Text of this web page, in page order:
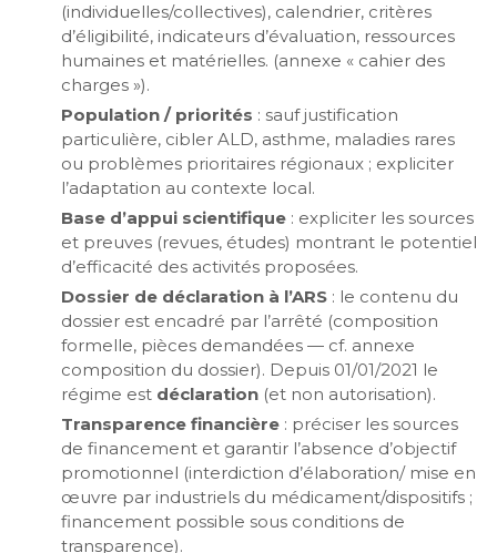
(individuelles/collectives), calendrier, critères
d’éligibilité, indicateurs d’évaluation, ressources
humaines et matérielles. (annexe « cahier des
charges »).
Population / priorités : sauf justification
particulière, cibler ALD, asthme, maladies rares
ou problèmes prioritaires régionaux ; expliciter
l’adaptation au contexte local.
Base d’appui scientifique : expliciter les sources
et preuves (revues, études) montrant le potentiel
d’efficacité des activités proposées.
Dossier de déclaration à l’ARS : le contenu du
dossier est encadré par l’arrêté (composition
formelle, pièces demandées — cf. annexe
composition du dossier). Depuis 01/01/2021 le
régime est déclaration (et non autorisation).
Transparence financière : préciser les sources
de financement et garantir l’absence d’objectif
promotionnel (interdiction d’élaboration/ mise en
œuvre par industriels du médicament/dispositifs ;
financement possible sous conditions de
transparence).